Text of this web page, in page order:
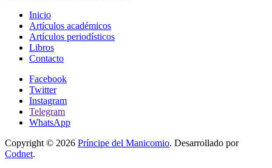
Inicio
Artículos académicos
Artículos periodísticos
Libros
Contacto
Facebook
Twitter
Instagram
Telegram
WhatsApp
Copyright © 2026 Príncipe del Manicomio. Desarrollado por
Codnet.